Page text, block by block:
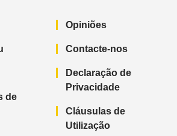
de
Opiniões
Contacte-nos
Declaração de
Privacidade
Cláusulas de
Utilização